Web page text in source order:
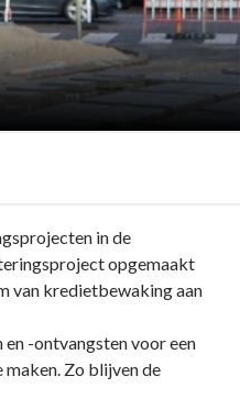
in de
opgemaakt
van kredietbewaking aan
-ontvangsten voor een
Zo blijven de